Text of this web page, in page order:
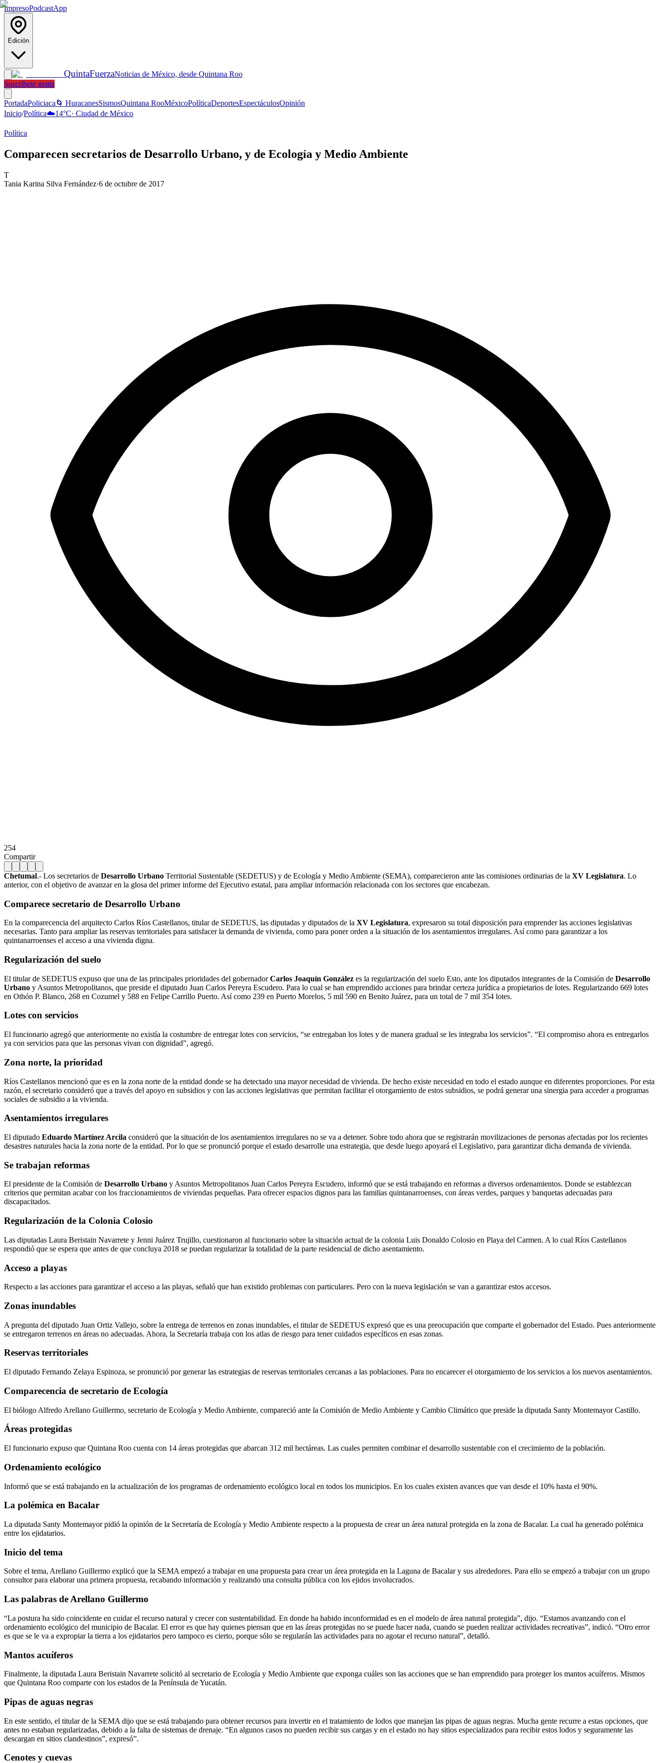
ImpresoPodcastApp
Edición
QuintaFuerzaNoticias de México, desde Quintana Roo
Suscríbete gratis
PortadaPoliciaca 🌀 HuracanesSismosQuintana RooMéxicoPolíticaDeportesEspectáculosOpinión
Inicio/Política☁️14°C· Ciudad de México
Política
Comparecen secretarios de Desarrollo Urbano, y de Ecología y Medio Ambiente
T
Tania Karina Silva Fernández·6 de octubre de 2017
254
Compartir
Chetumal.- Los secretarios de Desarrollo Urbano Territorial Sustentable (SEDETUS) y de Ecología y Medio Ambiente (SEMA), comparecieron ante las comisiones ordinarias de la XV Legislatura. Lo
anterior, con el objetivo de avanzar en la glosa del primer informe del Ejecutivo estatal, para ampliar información relacionada con los sectores que encabezan.
Comparece secretario de Desarrollo Urbano
En la comparecencia del arquitecto Carlos Ríos Castellanos, titular de SEDETUS, las diputadas y diputados de la XV Legislatura, expresaron su total disposición para emprender las acciones legislativas
necesarias. Tanto para ampliar las reservas territoriales para satisfacer la demanda de vivienda, como para poner orden a la situación de los asentamientos irregulares. Así como para garantizar a los
quintanarroenses el acceso a una vivienda digna.
Regularización del suelo
El titular de SEDETUS expuso que una de las principales prioridades del gobernadorCarlos Joaquín González es la regularización del suelo Esto, ante los diputados integrantes de la Comisión de Desarrollo
Urbano y Asuntos Metropolitanos, que preside el diputado Juan Carlos Pereyra Escudero. Para lo cual se han emprendido acciones para brindar certeza jurídica a propietarios de lotes. Regularizando 669 lotes
en Othón P. Blanco, 268 en Cozumel y 588 en Felipe Carrillo Puerto. Así como 239 en Puerto Morelos, 5 mil 590 en Benito Juárez, para un total de 7 mil 354 lotes.
Lotes con servicios
El funcionario agregó que anteriormente no existía la costumbre de entregar lotes con servicios, “se entregaban los lotes y de manera gradual se les integraba los servicios”. “El compromiso ahora es entregarlos
ya con servicios para que las personas vivan con dignidad”, agregó.
Zona norte, la prioridad
Ríos Castellanos mencionó que es en la zona norte de la entidad donde se ha detectado una mayor necesidad de vivienda. De hecho existe necesidad en todo el estado aunque en diferentes proporciones. Por esta
razón, el secretario consideró que a través del apoyo en subsidios y con las acciones legislativas que permitan facilitar el otorgamiento de estos subsidios, se podrá generar una sinergia para acceder a programas
sociales de subsidio a la vivienda.
Asentamientos irregulares
El diputado Eduardo Martínez Arcila consideró que la situación de los asentamientos irregulares no se va a detener. Sobre todo ahora que se registrarán movilizaciones de personas afectadas por los recientes
desastres naturales hacia la zona norte de la entidad. Por lo que se pronunció porque el estado desarrolle una estrategia, que desde luego apoyará el Legislativo, para garantizar dicha demanda de vivienda.
Se trabajan reformas
El presidente de la Comisión de Desarrollo Urbano y Asuntos Metropolitanos Juan Carlos Pereyra Escudero, informó que se está trabajando en reformas a diversos ordenamientos. Donde se establezcan
criterios que permitan acabar con los fraccionamientos de viviendas pequeñas. Para ofrecer espacios dignos para las familias quintanarroenses, con áreas verdes, parques y banquetas adecuadas para
discapacitados.
Regularización de la Colonia Colosio
Las diputadas Laura Beristain Navarrete y Jenni Juárez Trujillo, cuestionaron al funcionario sobre la situación actual de la colonia Luis Donaldo Colosio en Playa del Carmen. A lo cual Ríos Castellanos
respondió que se espera que antes de que concluya 2018 se puedan regularizar la totalidad de la parte residencial de dicho asentamiento.
Acceso a playas
Respecto a las acciones para garantizar el acceso a las playas, señaló que han existido problemas con particulares. Pero con la nueva legislación se van a garantizar estos accesos.
Zonas inundables
A pregunta del diputado Juan Ortiz Vallejo, sobre la entrega de terrenos en zonas inundables, el titular de SEDETUS expresó que es una preocupación que comparte el gobernador del Estado. Pues anteriormente
se entregaron terrenos en áreas no adecuadas. Ahora, la Secretaría trabaja con los atlas de riesgo para tener cuidados específicos en esas zonas.
Reservas territoriales
El diputado Fernando Zelaya Espinoza, se pronunció por generar las estrategias de reservas territoriales cercanas a las poblaciones. Para no encarecer el otorgamiento de los servicios a los nuevos asentamientos.
Comparecencia de secretario de Ecología
El biólogo Alfredo Arellano Guillermo, secretario de Ecología y Medio Ambiente, compareció ante la Comisión de Medio Ambiente y Cambio Climático que preside la diputada Santy Montemayor Castillo.
Áreas protegidas
El funcionario expuso que Quintana Roo cuenta con 14 áreas protegidas que abarcan 312 mil hectáreas. Las cuales permiten combinar el desarrollo sustentable con el crecimiento de la población.
Ordenamiento ecológico
Informó que se está trabajando en la actualización de los programas de ordenamiento ecológico local en todos los municipios. En los cuales existen avances que van desde el 10% hasta el 90%.
La polémica en Bacalar
La diputada Santy Montemayor pidió la opinión de la Secretaría de Ecología y Medio Ambiente respecto a la propuesta de crear un área natural protegida en la zona de Bacalar. La cual ha generado polémica
entre los ejidatarios.
Inicio del tema
Sobre el tema, Arellano Guillermo explicó que la SEMA empezó a trabajar en una propuesta para crear un área protegida en la Laguna de Bacalar y sus alrededores. Para ello se empezó a trabajar con un grupo
consultor para elaborar una primera propuesta, recabando información y realizando una consulta pública con los ejidos involucrados.
Las palabras de Arellano Guillermo
“La postura ha sido coincidente en cuidar el recurso natural y crecer con sustentabilidad. En donde ha habido inconformidad es en el modelo de área natural protegida”, dijo. “Estamos avanzando con el
ordenamiento ecológico del municipio de Bacalar. El error es que hay quienes piensan que en las áreas protegidas no se puede hacer nada, cuando se pueden realizar actividades recreativas”, indicó. “Otro error
es que se le va a expropiar la tierra a los ejidatarios pero tampoco es cierto, porque sólo se regularán las actividades para no agotar el recurso natural”, detalló.
Mantos acuíferos
Finalmente, la diputada Laura Beristain Navarrete solicitó al secretario de Ecología y Medio Ambiente que exponga cuáles son las acciones que se han emprendido para proteger los mantos acuíferos. Mismos
que Quintana Roo comparte con los estados de la Península de Yucatán.
Pipas de aguas negras
En este sentido, el titular de la SEMA dijo que se está trabajando para obtener recursos para invertir en el tratamiento de lodos que manejan las pipas de aguas negras. Mucha gente recurre a estas opciones, que
antes no estaban regularizadas, debido a la falta de sistemas de drenaje. “En algunos casos no pueden recibir sus cargas y en el estado no hay sitios especializados para recibir estos lodos y seguramente las
descargan en sitios clandestinos”, expresó”.
Cenotes y cuevas